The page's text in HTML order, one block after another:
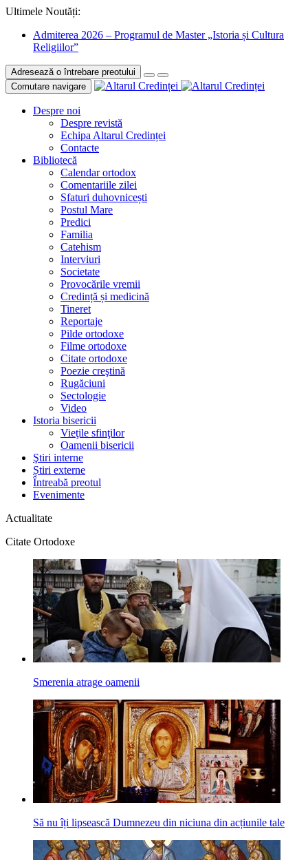
Ultimele Noutăți:
Admiterea 2026 – Programul de Master „Istoria și Cultura
Religiilor”
Adresează o întrebare preotului
Comutare navigare
Despre noi
Despre revistă
Echipa Altarul Credinței
Contacte
Bibliotecă
Calendar ortodox
Comentariile zilei
Sfaturi duhovnicești
Postul Mare
Predici
Familia
Catehism
Interviuri
Societate
Provocările vremii
Credință și medicină
Tineret
Reportaje
Pilde ortodoxe
Filme ortodoxe
Citate ortodoxe
Poezie creştină
Rugăciuni
Sectologie
Video
Istoria bisericii
Vieţile sfinţilor
Oamenii bisericii
Ştiri interne
Știri externe
Întreabă preotul
Evenimente
Actualitate
Citate Ortodoxe
Smerenia atrage oamenii
Să nu îți lipsească Dumnezeu din niciuna din acțiunile tale